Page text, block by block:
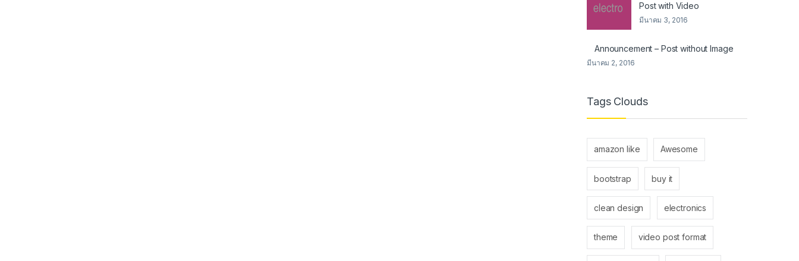
Post with Video
มีนาคม 3, 2016
Announcement – Post without Image
มีนาคม 2, 2016
Tags Clouds
amazon like Awesome
bootstrap buy it
clean design electronics
theme video post format